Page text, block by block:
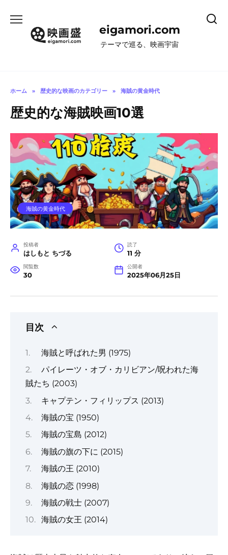
eigamori.com
テーマで巡る、映画宇宙
ホーム » 歴史的な映画のカテゴリー » 海賊の黄金時代
歴史的な海賊映画10選
海賊の黄金時代
投稿者
はしもと ちづる
読了
11 分
閲覧数
30
公開者
2025年06月25日
目次
海賊と呼ばれた男 (1975)
パイレーツ・オブ・カリビアン/呪われた海
賊たち (2003)
キャプテン・フィリップス (2013)
海賊の宝 (1950)
海賊の宝島 (2012)
海賊の旗の下に (2015)
海賊の王 (2010)
海賊の恋 (1998)
海賊の戦士 (2007)
海賊の女王 (2014)